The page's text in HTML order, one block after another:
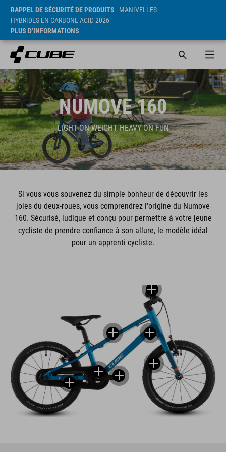
RAPPEL DE SÉCURITÉ DE PRODUITS - MANIVELLES
HYBRIDES EN CARBONE ACID 2026
PLUS D’INFORMATIONS
NUMOVE 160
LIGHT ON WEIGHT, HEAVY ON FUN
Si vous vous souvenez du simple bonheur de découvrir les
joies du deux-roues, vous comprendrez l'origine du Numove
160. Sécurisé, ludique et conçu pour permettre à votre jeune
cycliste de prendre confiance à son allure, le modèle idéal
pour un apprenti cycliste.